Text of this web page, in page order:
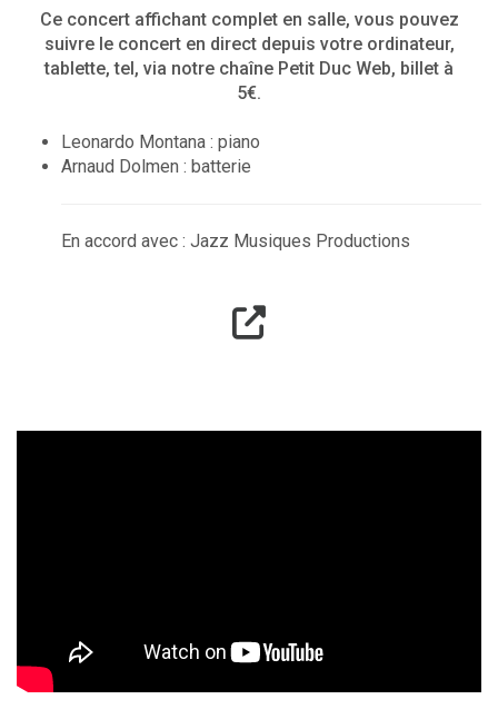
Ce concert affichant complet en salle, vous pouvez
suivre le concert en direct depuis votre ordinateur,
tablette, tel, via notre chaîne Petit Duc Web, billet à
5€.
Leonardo Montana : piano
Arnaud Dolmen : batterie
En accord avec : Jazz Musiques Productions